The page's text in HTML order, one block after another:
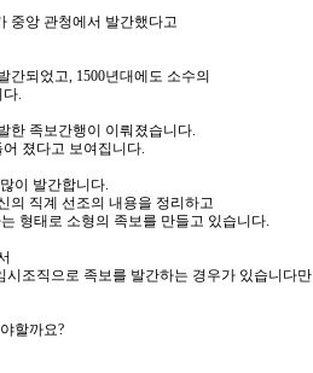
중앙 관청에서 발간했다고
간되었고, 1500년대에도 소수의
.
한 족보간행이 이뤄졌습니다.
졌다고 보여집니다.
이 발간합니다.
의 직계 선조의 내용을 정리하고
형태로 소형의 족보를 만들고 있습니다.
시조직으로 족보를 발간하는 경우가 있습니다만
할까요?